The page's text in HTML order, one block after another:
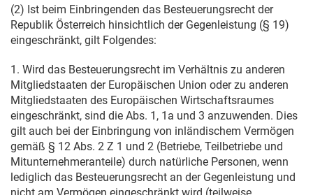
(2) Ist beim Einbringenden das Besteuerungsrecht der
Republik Österreich hinsichtlich der Gegenleistung (§ 19)
eingeschränkt, gilt Folgendes:
1. Wird das Besteuerungsrecht im Verhältnis zu anderen
Mitgliedstaaten der Europäischen Union oder zu anderen
Mitgliedstaaten des Europäischen Wirtschaftsraumes
eingeschränkt, sind die Abs. 1, 1a und 3 anzuwenden. Dies
gilt auch bei der Einbringung von inländischem Vermögen
gemäß § 12 Abs. 2 Z 1 und 2 (Betriebe, Teilbetriebe und
Mitunternehmeranteile) durch natürliche Personen, wenn
lediglich das Besteuerungsrecht an der Gegenleistung und